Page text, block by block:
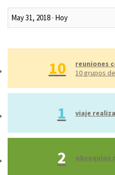
Últimos tres meses
Rango personalizado
10
reuniones
10 grupos
1 viaje
2 obsequios